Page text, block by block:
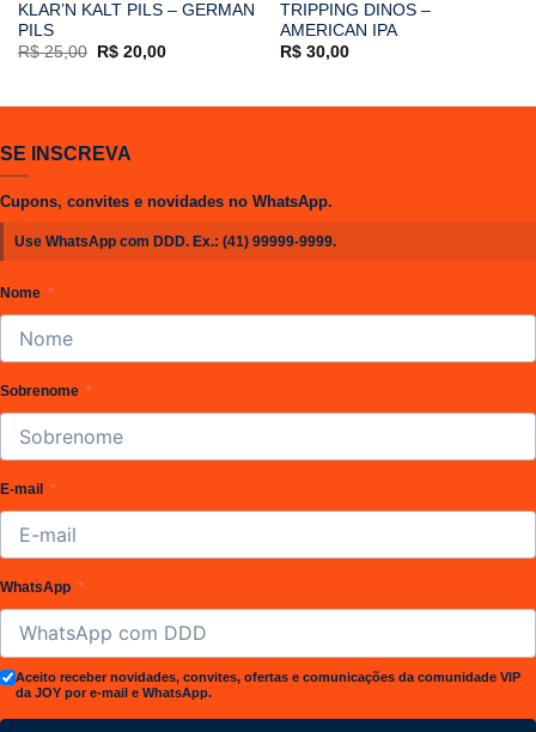
KLAR’N KALT PILS – GERMAN
PILS
R$25,00
O
R$20,00O
TRIPPING DINOS –
AMERICAN IPA
R$30,00
SE INSCREVA
Cupons, convites e novidades no WhatsApp.
Use WhatsApp com DDD. Ex.: (41) 99999-9999.
Nome
Sobrenome
E-mail
WhatsApp
Aceito receber novidades, convites, ofertas e comunicações da comunidade VIP
da JOY por e-mail e WhatsApp.